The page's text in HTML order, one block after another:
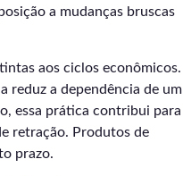
a mudanças bruscas
aos ciclos econômicos.
reduz a dependência de um
essa prática contribui para
retração. Produtos de
prazo.